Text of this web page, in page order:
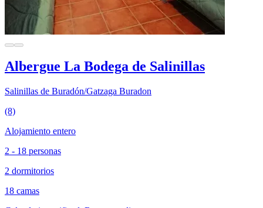
Albergue La Bodega de Salinillas
Salinillas de Buradón/Gatzaga Buradon
(8)
Alojamiento entero
2 - 18 personas
2 dormitorios
18 camas